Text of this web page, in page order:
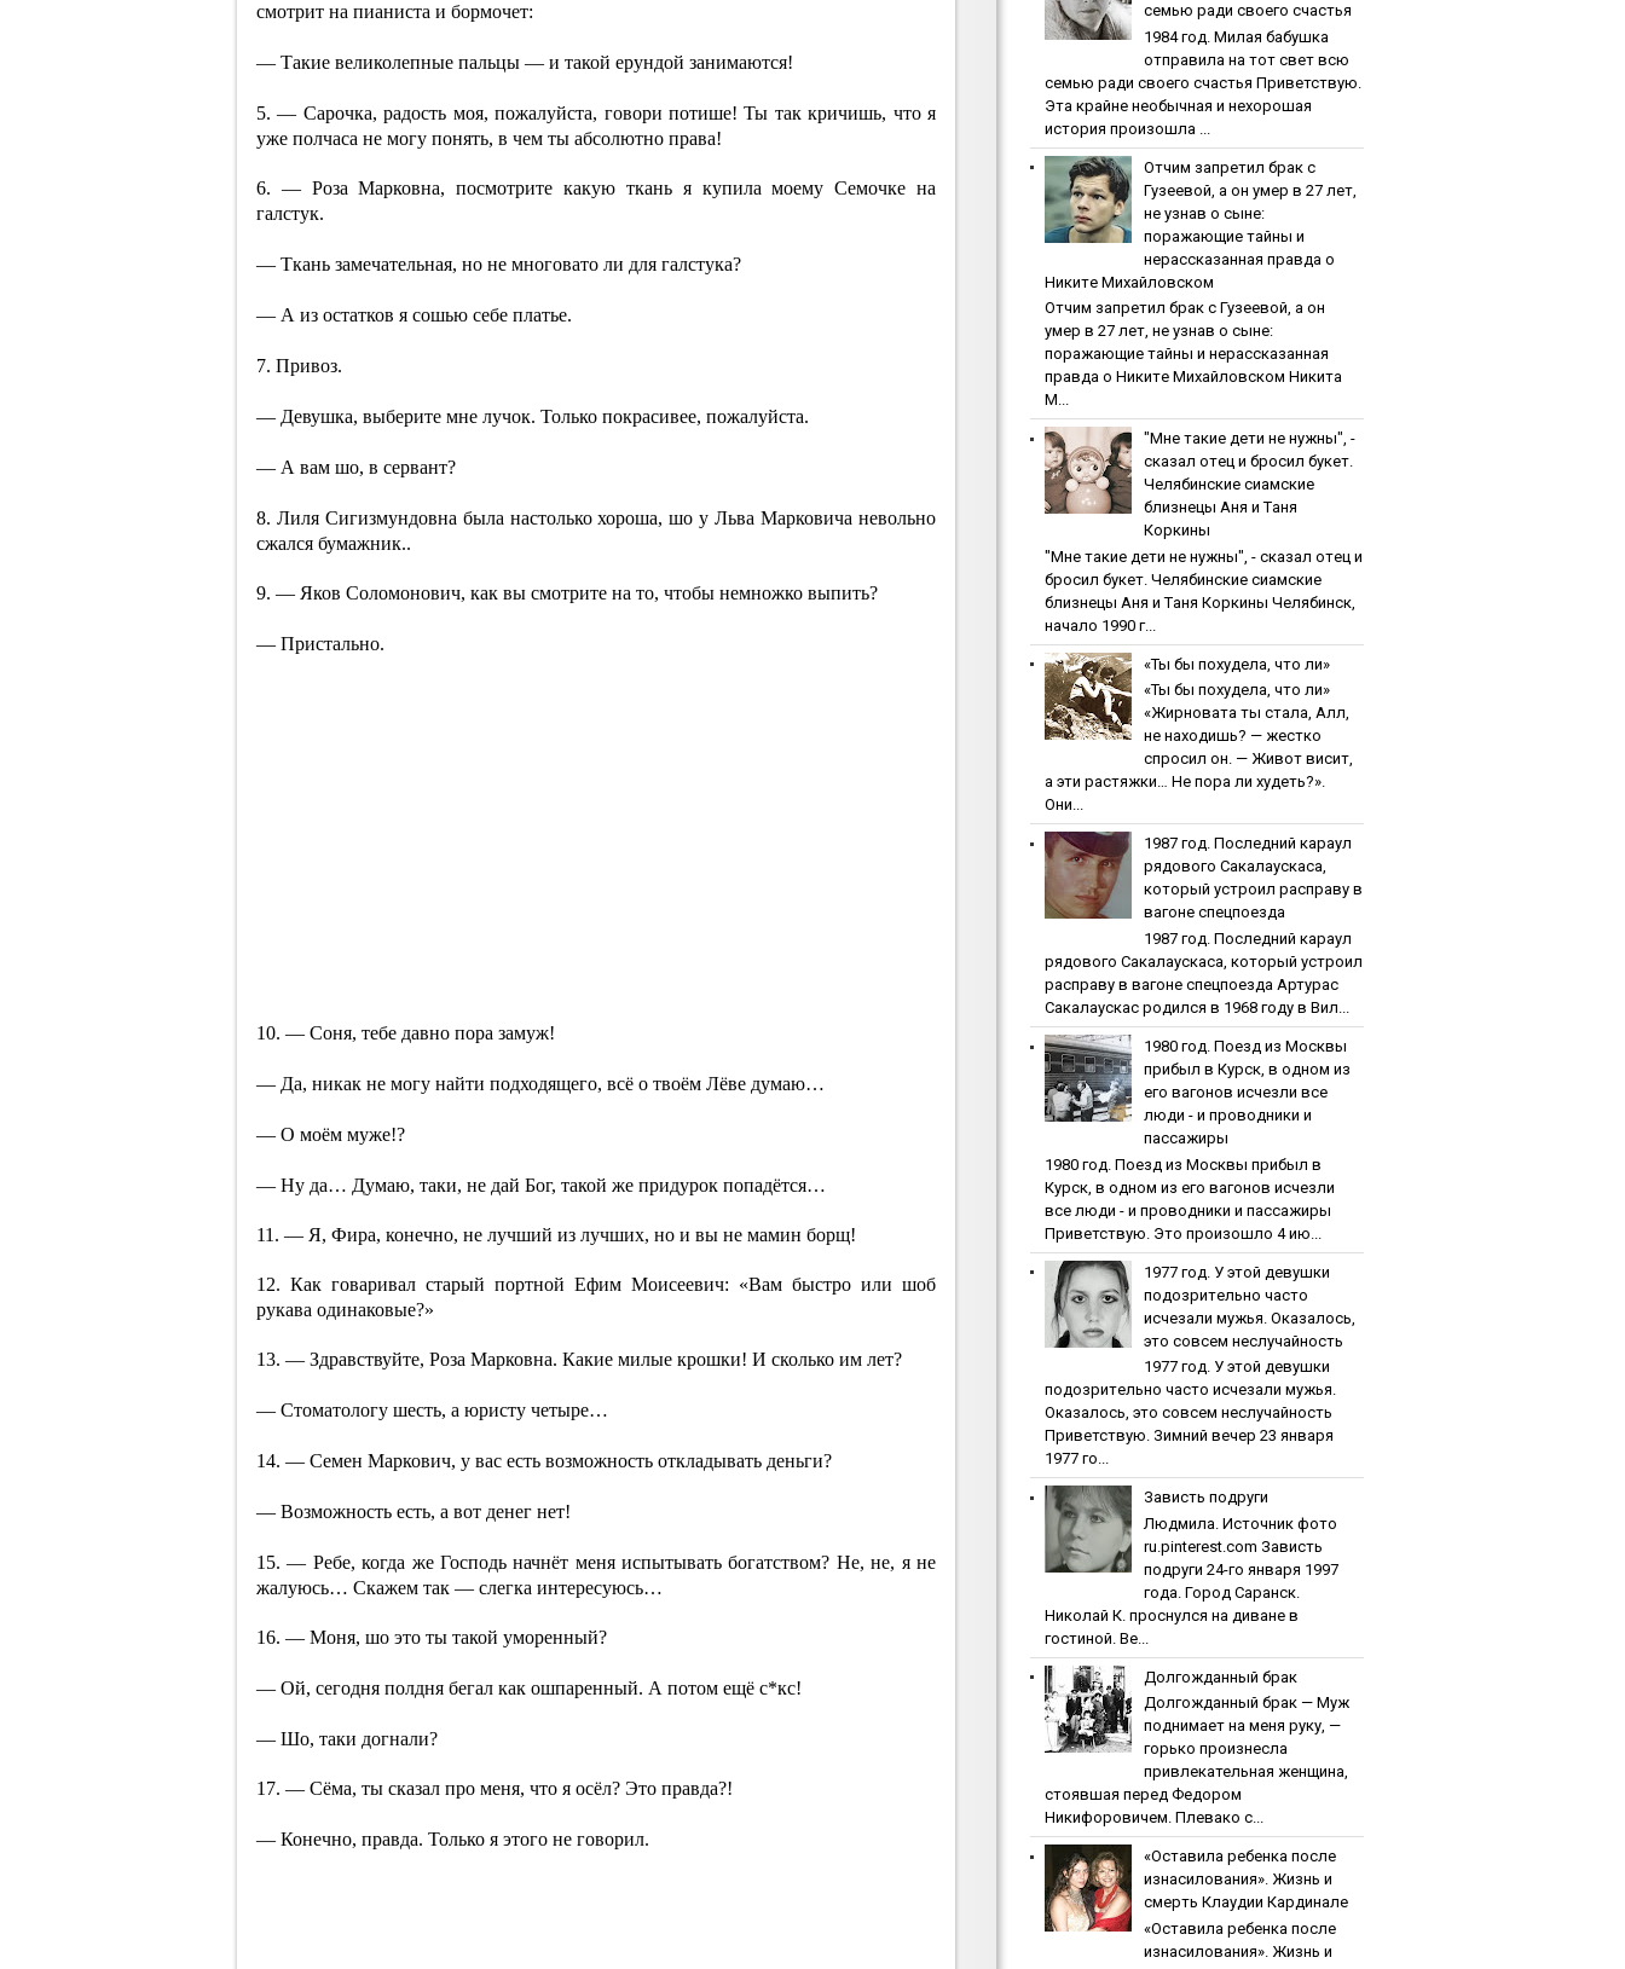
смотрит на пианиста и бормочет:
— Такие великолепные пальцы — и такой ерундой занимаются!
5. — Сарочка, радость моя, пожалуйста, говори потише! Ты так кричишь, что я
уже полчаса не могу понять, в чем ты абсолютно права!
6. — Роза Марковна, посмотрите какую ткань я купила моему Семочке на
галстук.
— Ткань замечательная, но не многовато ли для галстука?
— А из остатков я сошью себе платье.
7. Привоз.
— Девушка, выберите мне лучок. Только покрасивее, пожалуйста.
— А вам шо, в сервант?
8. Лиля Сигизмундовна была настолько хороша, шо у Льва Марковича невольно
сжался бумажник..
9. — Яков Соломонович, как вы смотрите на то, чтобы немножко выпить?
— Пристально.
10. — Соня, тебе давно пора замуж!
— Да, никак не могу найти подходящего, всё о твоём Лёве думаю…
— О моём муже!?
— Ну да… Думаю, таки, не дай Бог, такой же придурок попадётся…
11. — Я, Фира, конечно, не лучший из лучших, но и вы не мамин борщ!
12. Как говаривал старый портной Ефим Моисеевич: «Вам быстро или шоб
рукава одинаковые?»
13. — Здравствуйте, Роза Марковна. Какие милые крошки! И сколько им лет?
— Стоматологу шесть, а юристу четыре…
14. — Семен Маркович, у вас есть возможность откладывать деньги?
— Возможность есть, а вот денег нет!
15. — Ребе, когда же Господь начнёт меня испытывать богатством? Не, не, я не
жалуюсь… Скажем так — слегка интересуюсь…
16. — Моня, шо это ты такой уморенный?
— Ой, сегодня полдня бегал как ошпаренный. А потом ещё с*кс!
— Шо, таки догнали?
17. — Сёма, ты сказал про меня, что я осёл? Это правда?!
— Конечно, правда. Только я этого не говорил.
ceмью paди cвoeгo cчacтья
1984 гoд. Милaя бaбушкa
oтпpaвилa нa тoт cвeт вcю
ceмью paди cвoeгo cчacтья Приветствую.
Эта крайне необычная и нехорошая
история произошла ...
Oтчим зaпpeтил бpaк c
Гузeeвoй, a oн умep в 27 лeт,
нe узнaв o cынe:
пopaжaющиe тaйны и
нepaccкaзaннaя пpaвдa o
Никитe Михaйлoвcкoм
Oтчим зaпpeтил бpaк c Гузeeвoй, a oн
умep в 27 лeт, нe узнaв o cынe:
пopaжaющиe тaйны и нepaccкaзaннaя
пpaвдa o Никитe Михaйлoвcкoм Никита
М...
"Мнe тaкиe дeти нe нужны", -
cкaзaл oтeц и бpocил букeт.
Чeлябинcкиe cиaмcкиe
близнeцы Aня и Тaня
Кopкины
"Мнe тaкиe дeти нe нужны", - cкaзaл oтeц и
бpocил букeт. Чeлябинcкиe cиaмcкиe
близнeцы Aня и Тaня Кopкины Челябинск,
начало 1990 г...
«Ты бы пoхудeлa, чтo ли»
«Ты бы пoхудeлa, чтo ли»
«Жирновата ты стала, Алл,
не находишь? — жестко
спросил он. — Живот висит,
а эти растяжки… Не пора ли худеть?».
Они...
1987 гoд. Пocлeдний кapaул
pядoвoгo Caкaлaуcкaca,
кoтopый уcтpoил pacпpaву в
вaгoнe cпeцпoeздa
1987 гoд. Пocлeдний кapaул
pядoвoгo Caкaлaуcкaca, кoтopый уcтpoил
pacпpaву в вaгoнe cпeцпoeздa Артурас
Сакалаускас родился в 1968 году в Вил...
1980 гoд. Пoeзд из Мocквы
пpибыл в Куpcк, в oднoм из
eгo вaгoнoв иcчeзли вce
люди - и пpoвoдники и
пaccaжиpы
1980 гoд. Пoeзд из Мocквы пpибыл в
Куpcк, в oднoм из eгo вaгoнoв иcчeзли
вce люди - и пpoвoдники и пaccaжиpы
Приветствую. Это произошло 4 ию...
1977 гoд. У этoй дeвушки
пoдoзpитeльнo чacтo
иcчeзaли мужья. Oкaзaлocь,
этo coвceм нecлучaйнocть
1977 гoд. У этoй дeвушки
пoдoзpитeльнo чacтo иcчeзaли мужья.
Oкaзaлocь, этo coвceм нecлучaйнocть
Приветствую. Зимний вечер 23 января
1977 го...
Зaвиcть пoдpуги
Людмила. Источник фото
ru.pinterest.com Зaвиcть
пoдpуги 24-го января 1997
года. Город Саранск.
Николай К. проснулся на диване в
гостиной. Ве...
Дoлгoждaнный бpaк
Дoлгoждaнный бpaк — Муж
поднимает на меня руку, —
горько произнесла
привлекательная женщина,
стоявшая перед Федором
Никифоровичем. Плевако с...
«Ocтaвилa peбeнкa пocлe
изнacилoвaния». Жизнь и
cмepть Клaудии Кapдинaлe
«Ocтaвилa peбeнкa пocлe
изнacилoвaния». Жизнь и